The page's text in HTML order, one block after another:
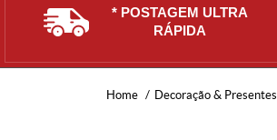
* POSTAGEM ULTRA
RÁPIDA
Home Decoração & Presentes